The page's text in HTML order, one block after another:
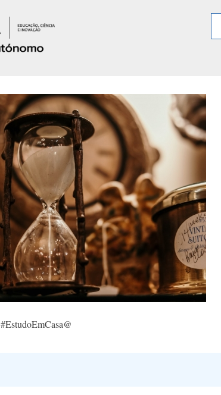
#EstudoEmCasa@